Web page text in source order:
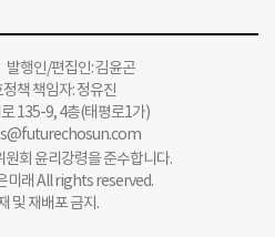
행인/편집인: 김윤곤
책 책임자: 정유진
135-9, 4층(태평로1가)
회 윤리강령을 준수합니다.
미래 All rights reserved.
및 재배포 금지.